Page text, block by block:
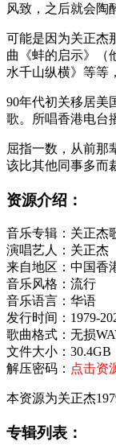
风致，之后就会陶
可能是因为关正杰
曲《蚌的启示》（
水千山纵横》等等
90年代初关移居美
歌。所唱香港电台
屈指一数，从前那
该比其他同事多而
资源介绍：
音乐专辑：关正杰
演唱艺人：关正杰
来自地区：中国香
音乐风格：流行
音乐语言：华语
发行时间：1979-
歌曲格式：无损
文件大小：30.4GB
解压密码： 点击资
本资源为关正杰
专辑列表：